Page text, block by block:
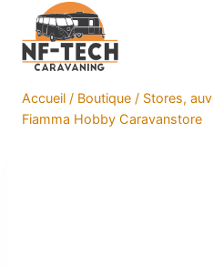
contenu
Accueil / Boutique / Stores,
Fiamma Hobby Caravanstore